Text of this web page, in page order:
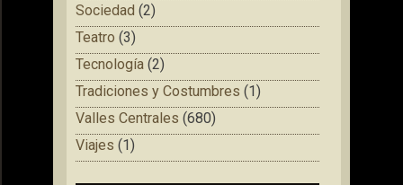
Sociedad (2)
Teatro (3)
Tecnología (2)
Tradiciones y Costumbres (1)
Valles Centrales (680)
Viajes (1)